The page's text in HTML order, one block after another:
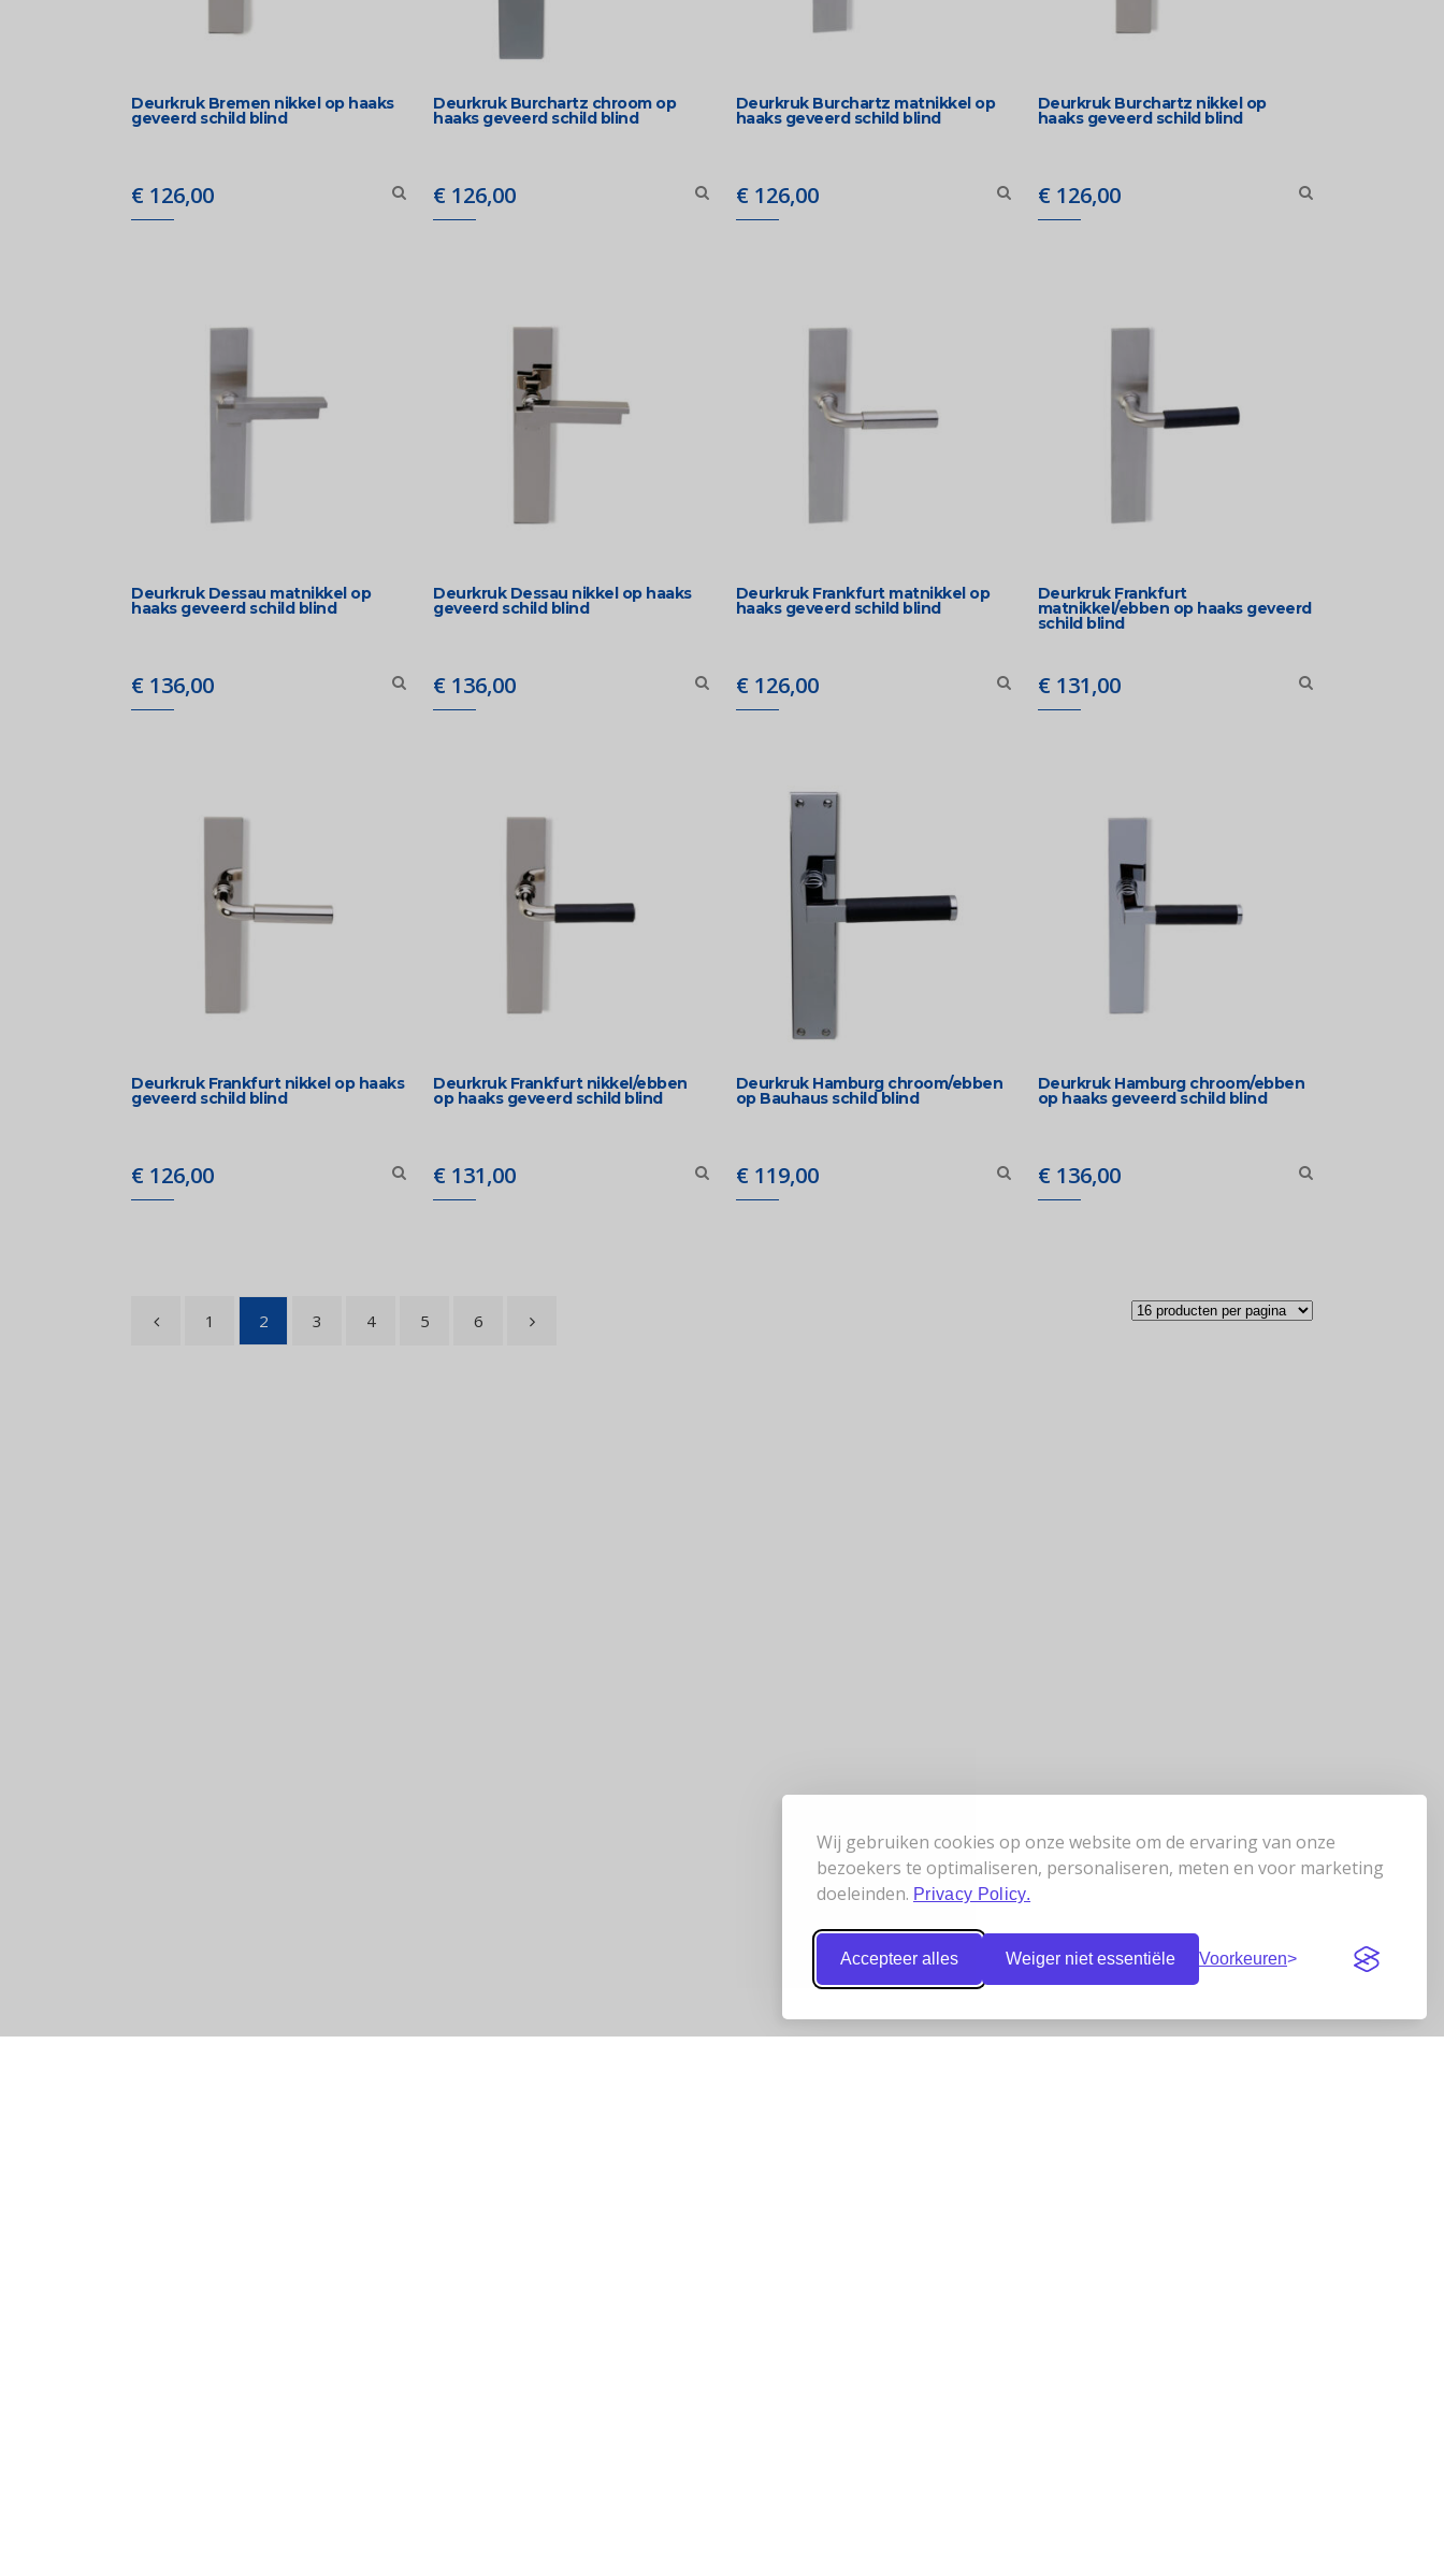
Wij gebruiken cookies op onze website om de ervaring van onze
bezoekers te optimaliseren, personaliseren, meten en voor marketing
doeleinden. Privacy Policy.
Accepteer alles Weiger niet essentiële Voorkeuren
Deurkruk Bremen nikkel op haaks
geveerd schild blind
€ 126,00
Deurkruk Burchartz chroom op
haaks geveerd schild blind
€ 126,00
Deurkruk Burchartz matnikkel op
haaks geveerd schild blind
€126,00
Deurkruk Burchartz nikkel op
haaks geveerd schild blind
€126,00
Deurkruk Dessau matnikkel op
haaks geveerd schild blind
€ 136,00
Deurkruk Dessau nikkel op haaks
geveerd schild blind
€ 136,00
Deurkruk Frankfurt matnikkel op
haaks geveerd schild blind
€126,00
Deurkruk Frankfurt
matnikkel/ebben op haaks geveerd
schild blind
€131,00
Deurkruk Frankfurt nikkel op haaks
geveerd schild blind
€ 126,00
Deurkruk Frankfurt nikkel/ebben
op haaks geveerd schild blind
€ 131,00
Deurkruk Hamburg chroom/ebben
op Bauhaus schild blind
€119,00
Deurkruk Hamburg chroom/ebben
op haaks geveerd schild blind
€136,00
1 2 3 4 5 6